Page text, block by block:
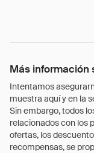
Más información
Intentamos
muestra aquí y en la
Sin embargo, todos
relacionados con los
ofertas, los
recompensas, se